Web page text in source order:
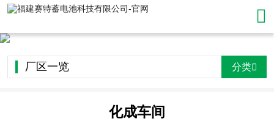

厂区一览 分类
化成车间